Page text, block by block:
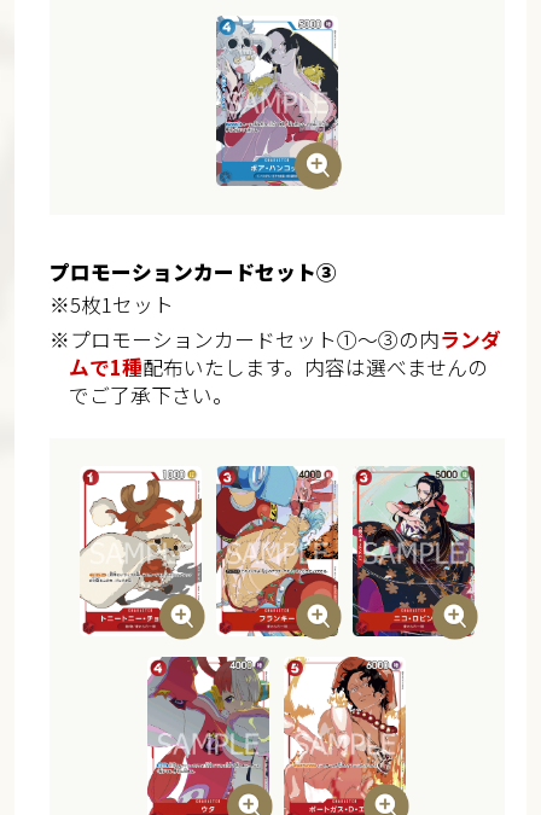
プロモーションカードセット③
※5枚1セット
※プロモーションカードセット①～③の内ランダ
ムで1種配布いたします。内容は選べませんの
でご了承下さい。